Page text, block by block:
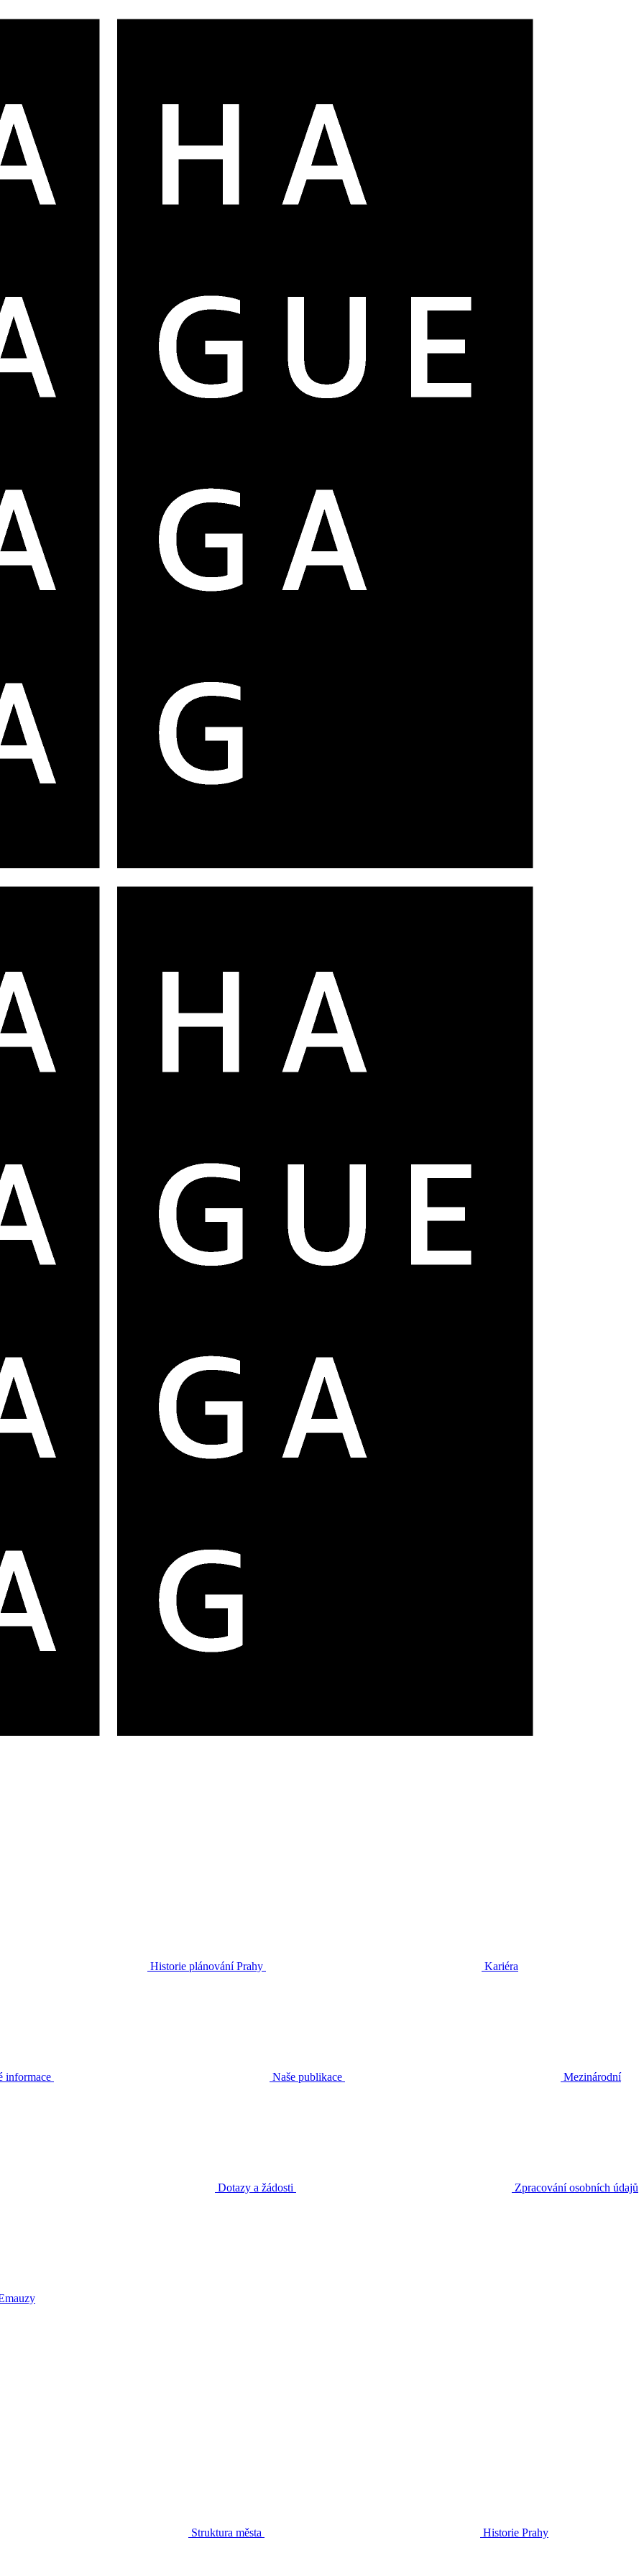
Historie plánování Prahy Kariéra
informace Naše publikace Mezinárodní
Dotazy a žádosti Zpracování osobních údajů
Struktura města Historie Prahy